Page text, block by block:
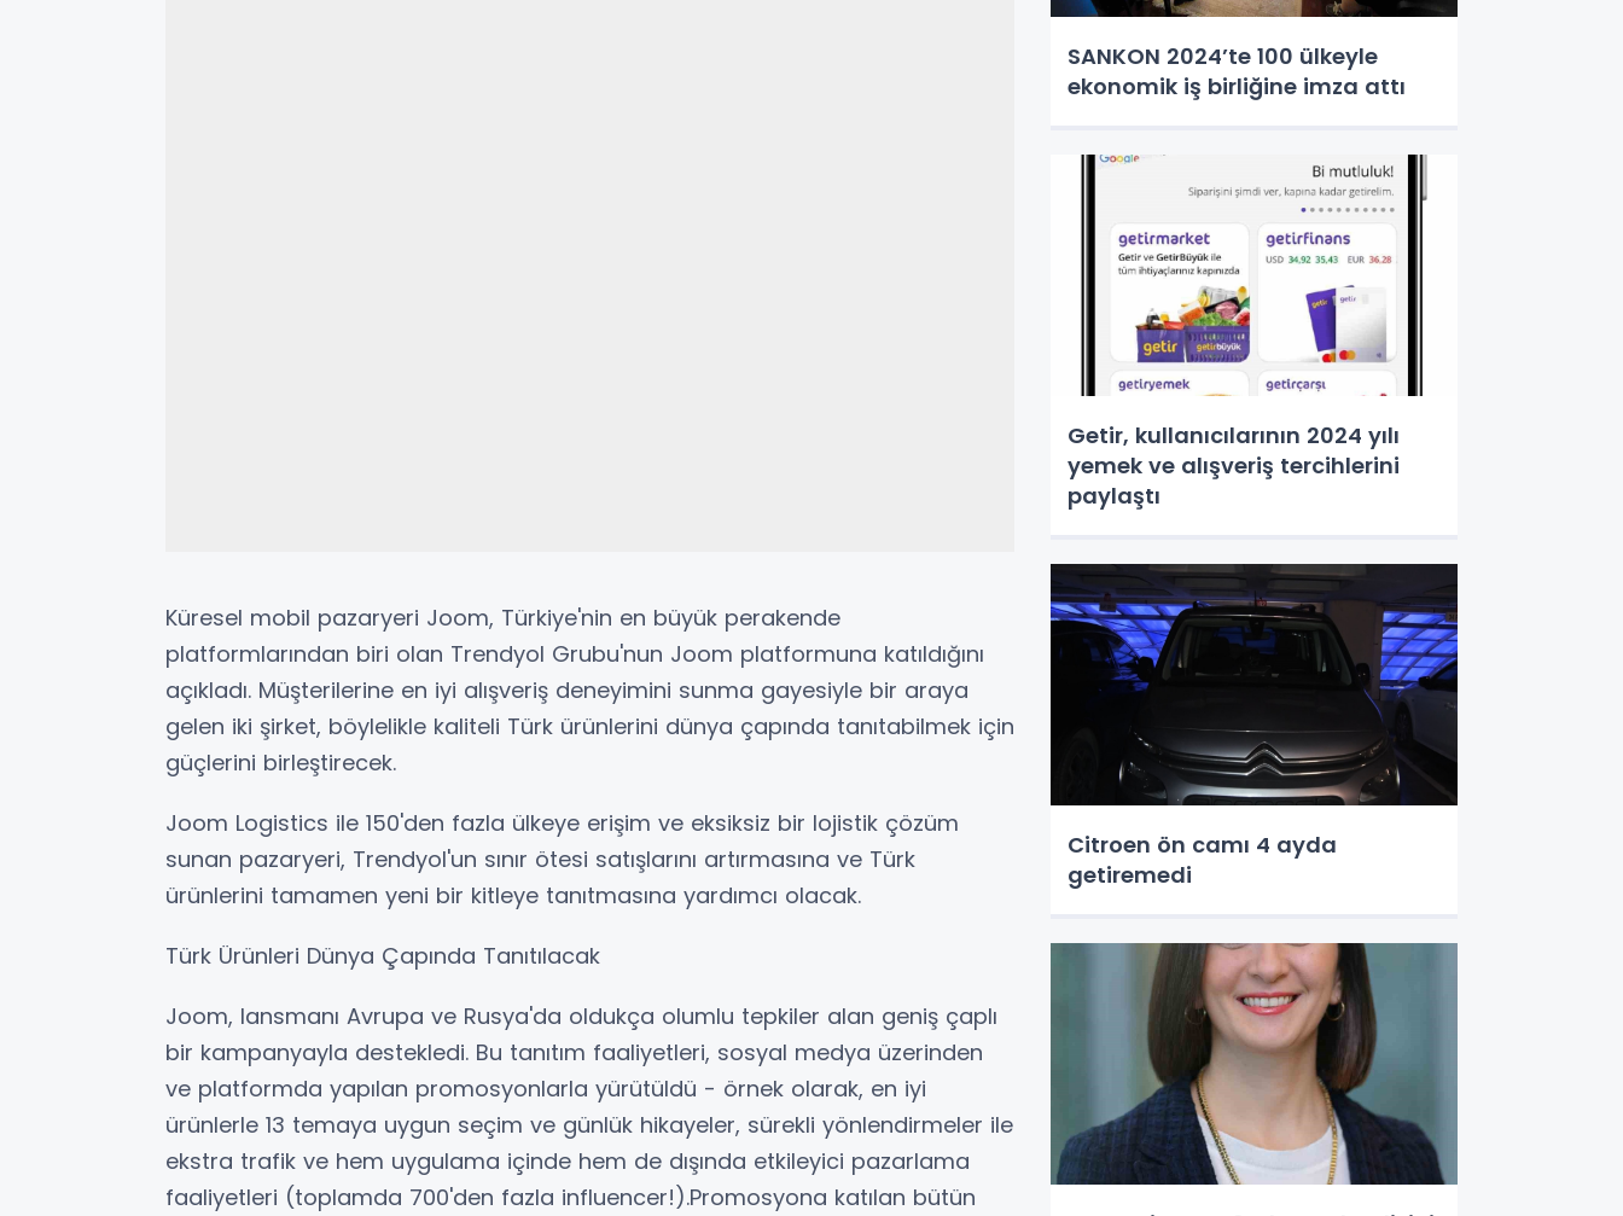
Küresel mobil pazaryeri Joom, Türkiye'nin en büyük perakende
platformlarından biri olan Trendyol Grubu'nun Joom platformuna katıldığını
açıkladı. Müşterilerine en iyi alışveriş deneyimini sunma gayesiyle bir araya
gelen iki şirket, böylelikle kaliteli Türk ürünlerini dünya çapında tanıtabilmek için
güçlerini birleştirecek.
Joom Logistics ile 150'den fazla ülkeye erişim ve eksiksiz bir lojistik çözüm
sunan pazaryeri, Trendyol'un sınır ötesi satışlarını artırmasına ve Türk
ürünlerini tamamen yeni bir kitleye tanıtmasına yardımcı olacak.
Türk Ürünleri Dünya Çapında Tanıtılacak
Joom, lansmanı Avrupa ve Rusya'da oldukça olumlu tepkiler alan geniş çaplı
bir kampanyayla destekledi. Bu tanıtım faaliyetleri, sosyal medya üzerinden
ve platformda yapılan promosyonlarla yürütüldü - örnek olarak, en iyi
ürünlerle 13 temaya uygun seçim ve günlük hikayeler, sürekli yönlendirmeler ile
ekstra trafik ve hem uygulama içinde hem de dışında etkileyici pazarlama
faaliyetleri (toplamda 700'den fazla influencer!).Promosyona katılan bütün
SANKON 2024’te 100 ülkeyle
ekonomik iş birliğine imza attı
Getir, kullanıcılarının 2024 yılı
yemek ve alışveriş tercihlerini
paylaştı
Citroen ön camı 4 ayda
getiremedi